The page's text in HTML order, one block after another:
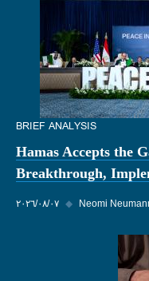
BRIEF ANALYSIS
Hamas Accepts the
Breakthrough,
٠٧‏/٠٨‏/٢٠٢٦ ◆ Neomi